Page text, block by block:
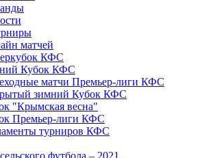
матчей
КФС
Кубок КФС
матчи Премьер-лиги КФС
зимний Кубок КФС
"Крымская весна"
Премьер-лиги КФС
турниров КФС
футбола – 2021